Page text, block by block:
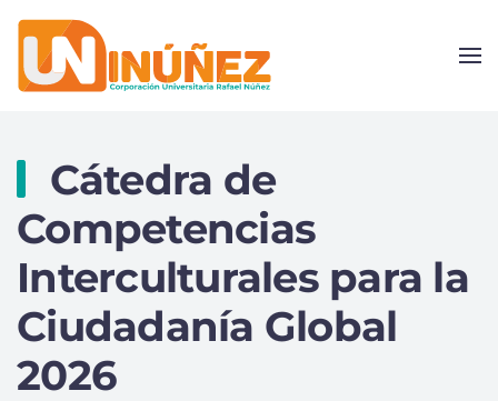
Skip to main content
Cátedra de
Competencias
Interculturales para la
Ciudadanía Global
2026